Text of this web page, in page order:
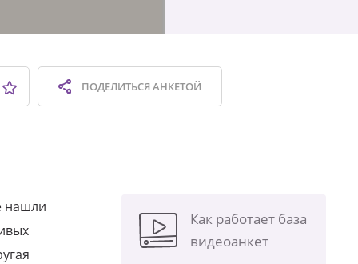
ПОДЕЛИТЬСЯАНКЕТОЙ
нашли
Как работает база
видеоанкет